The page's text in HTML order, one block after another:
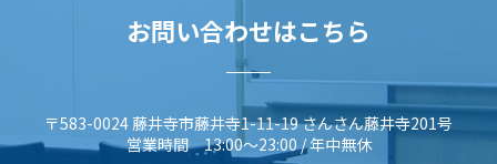
お問い合わせはこちら
〒583-0024 藤井寺市藤井寺1-11-19 さんさん藤井寺201号
営業時間 13:00～23:00 / 年中無休